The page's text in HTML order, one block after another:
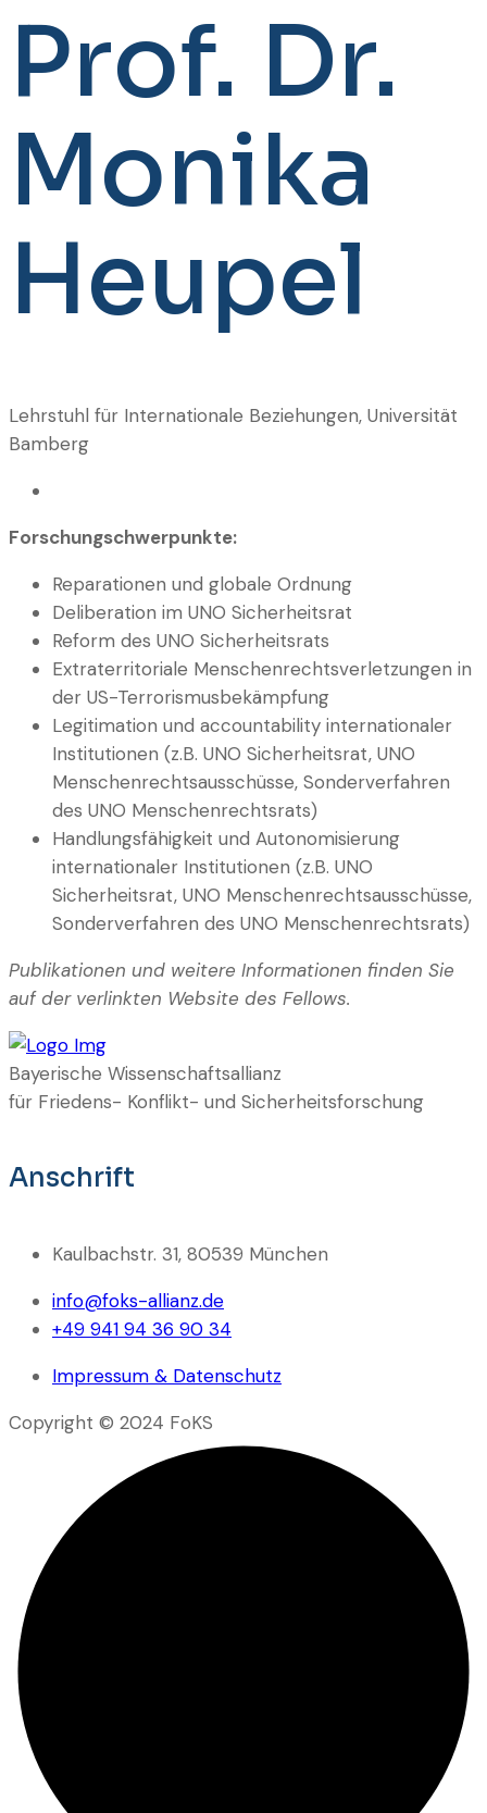
Prof. Dr.
Monika
Heupel
Lehrstuhl für Internationale Beziehungen, Universität
Bamberg
Forschungschwerpunkte:
Reparationen und globale Ordnung
Deliberation im UNO Sicherheitsrat
Reform des UNO Sicherheitsrats
Extraterritoriale Menschenrechtsverletzungen in
der US-Terrorismusbekämpfung
Legitimation und accountability internationaler
Institutionen (z.B. UNO Sicherheitsrat, UNO
Menschenrechtsausschüsse, Sonderverfahren
des UNO Menschenrechtsrats)
Handlungsfähigkeit und Autonomisierung
internationaler Institutionen (z.B. UNO
Sicherheitsrat, UNO Menschenrechtsausschüsse,
Sonderverfahren des UNO Menschenrechtsrats)
Publikationen und weitere Informationen finden Sie
auf der verlinkten Website des Fellows.
Bayerische Wissenschaftsallianz
für Friedens- Konflikt- und Sicherheitsforschung
Anschrift
Kaulbachstr. 31, 80539 München
info@foks-allianz.de
+49 941 94 36 90 34
Impressum & Datenschutz
Copyright © 2024 FoKS